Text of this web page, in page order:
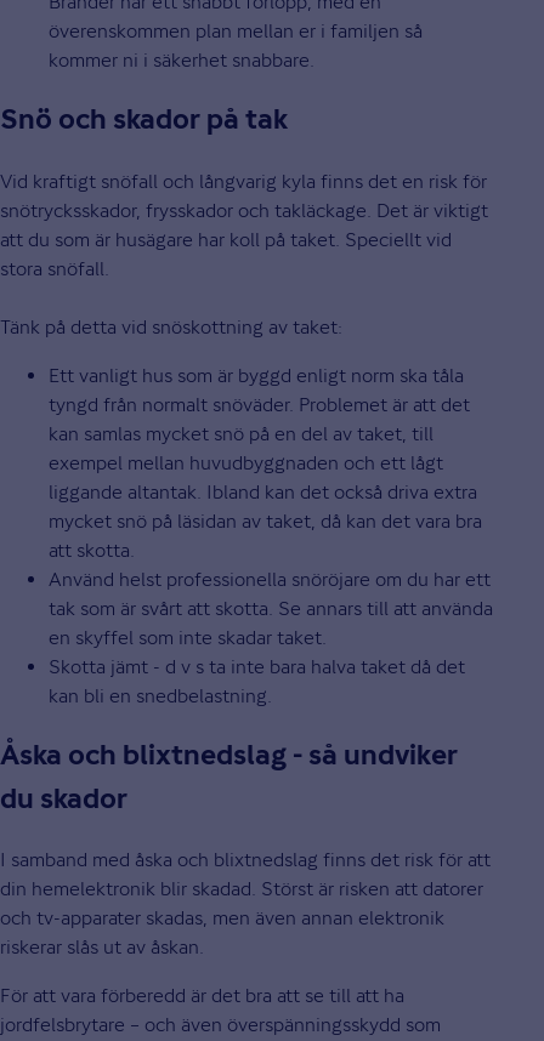
överenskommen plan mellan er i familjen så
kommer ni i säkerhet snabbare.
Snö och skador på tak
Vid kraftigt snöfall och långvarig kyla finns det en risk för
snötrycksskador, frysskador och takläckage. Det är viktigt
att du som är husägare har koll på taket. Speciellt vid
stora snöfall.
Tänk på detta vid snöskottning av taket:
Ett vanligt hus som är byggd enligt norm ska tåla
tyngd från normalt snöväder. Problemet är att det
kan samlas mycket snö på en del av taket, till
exempel mellan huvudbyggnaden och ett lågt
liggande altantak. Ibland kan det också driva extra
mycket snö på läsidan av taket, då kan det vara bra
att skotta.
Använd helst professionella snöröjare om du har ett
tak som är svårt att skotta. Se annars till att använda
en skyffel som inte skadar taket.
Skotta jämt - d v s ta inte bara halva taket då det
kan bli en snedbelastning.
Åska och blixtnedslag - så undviker
du skador
I samband med åska och blixtnedslag finns det risk för att
din hemelektronik blir skadad. Störst är risken att datorer
och tv-apparater skadas, men även annan elektronik
riskerar slås ut av åskan.
För att vara förberedd är det bra att se till att ha
jordfelsbrytare – och även överspänningsskydd som